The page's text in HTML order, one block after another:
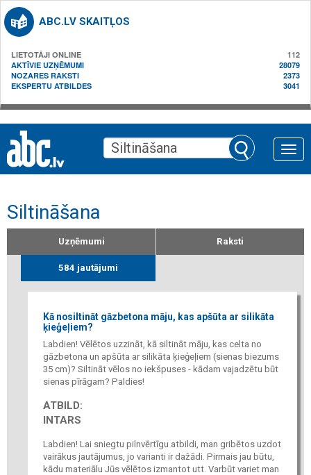
ABC.LV SKAITĻOS
LIETOTĀJI ONLINE
112
AKTĪVIE UZŅĒMUMI
28079
NOZARES RAKSTI
2373
EKSPERTU ATBILDES
3041
Toggle
Siltināšana
Uzņēmumi Raksti
584 jautājumi
Kā nosiltināt gāzbetona māju, kas apšūta ar silikāta
ķieģeļiem?
Labdien! Vēlētos uzzināt, kā siltināt māju, kas celta no
gāzbetona un apšūta ar silikāta ķieģeļiem (sienas biezums
35 cm)? Siltināt vēlos no iekšpuses - kādam vajadzētu būt
sienas pīrāgam? Paldies!
ATBILD:
INTARS
Labdien! Lai sniegtu pilnvērtīgu atbildi, man gribētos uzdot
vairākus jautājumus, jo varianti ir dažādi. Pirmais jau būtu,
kādu materiālu Jūs vēlētos izmantot utt. Varbūt variet man